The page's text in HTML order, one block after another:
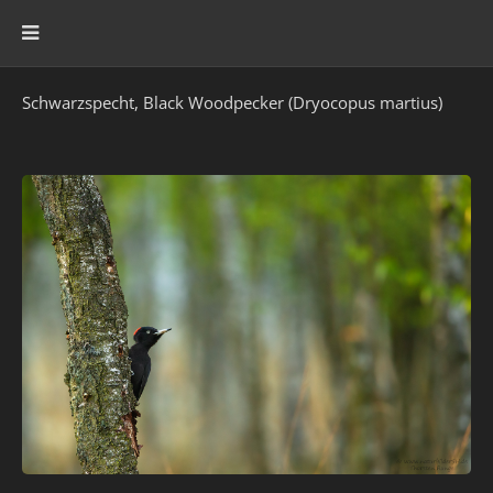
Schwarzspecht, Black Woodpecker (Dryocopus martius)